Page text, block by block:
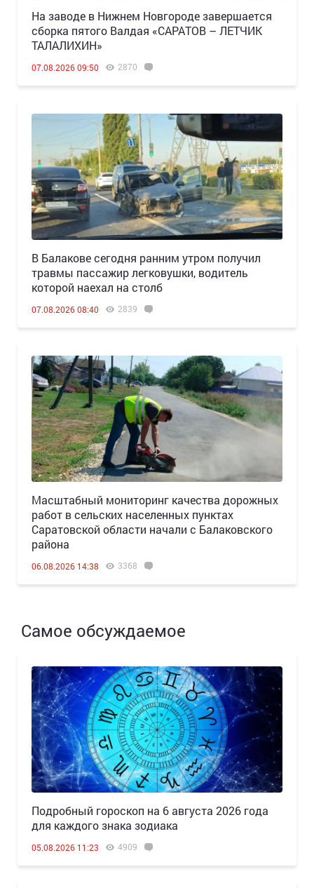
Н️а заводе в Нижнем Новгороде завершается
сборка пятого Валдая «САРАТОВ – ЛЕТЧИК
ТАЛАЛИХИН»
07.08.2026 09:50 2870
В Балакове сегодня ранним утром получил
травмы пассажир легковушки, водитель
которой наехал на столб
07.08.2026 08:40 2839
Масштабный мониторинг качества дорожных
работ в сельских населенных пунктах
Саратовской области начали с Балаковского
района
06.08.2026 14:38 3368
Самое обсуждаемое
Подробный гороскоп на 6 августа 2026 года
для каждого знака зодиака
05.08.2026 11:23 4909